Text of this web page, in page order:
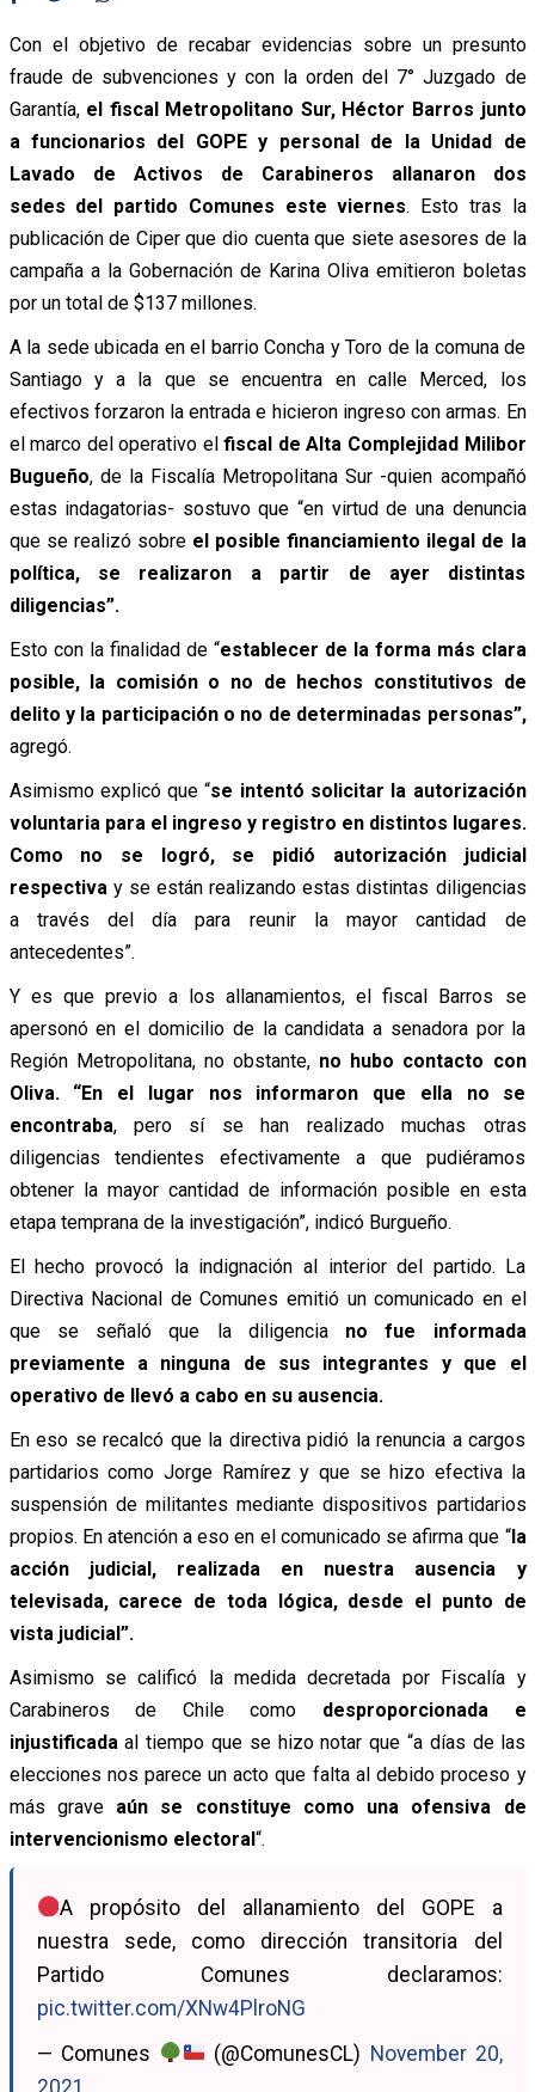
Con el objetivo de recabar evidencias sobre un presunto
fraude de subvenciones y con la orden del 7° Juzgado de
Garantía, el fiscal Metropolitano Sur, Héctor Barros junto
a funcionarios del GOPE y personal de la Unidad de
Lavado de Activos de Carabineros allanaron dos
sedes del partido Comunes este viernes. Esto tras la
publicación de Ciper que dio cuenta que siete asesores de la
campaña a la Gobernación de Karina Oliva emitieron boletas
por un total de $137 millones.
A la sede ubicada en el barrio Concha y Toro de la comuna de
Santiago y a la que se encuentra en calle Merced, los
efectivos forzaron la entrada e hicieron ingreso con armas. En
el marco del operativo elfiscal de Alta Complejidad Milibor
Bugueño, de la Fiscalía Metropolitana Sur -quien acompañó
estas indagatorias- sostuvo que “en virtud de una denuncia
que se realizó sobre el posible financiamiento ilegal de la
política, se realizaron a partir de ayer distintas
diligencias”.
Esto con la finalidad de “establecer de la forma más clara
posible, la comisión o no de hechos constitutivos de
delito y la participación o no de determinadas personas”,
agregó.
Asimismo explicó que “se intentó solicitar la autorización
voluntaria para el ingreso y registro en distintos lugares.
Como no se logró, se pidió autorización judicial
respectiva y se están realizando estas distintas diligencias
a través del día para reunir la mayor cantidad de
antecedentes”.
Y es que previo a los allanamientos, el fiscal Barros se
apersonó en el domicilio de la candidata a senadora por la
Región Metropolitana, no obstante, no hubo contacto con
Oliva. “En el lugar nos informaron que ella no se
encontraba, pero sí se han realizado muchas otras
diligencias tendientes efectivamente a que pudiéramos
obtener la mayor cantidad de información posible en esta
etapa temprana de la investigación”, indicó Burgueño.
El hecho provocó la indignación al interior del partido. La
Directiva Nacional de Comunes emitió un comunicado en el
que se señaló que la diligenciano fue informada
previamente a ninguna de sus integrantes y que el
operativo de llevó a cabo en su ausencia.
En eso se recalcó que la directiva pidió la renuncia a cargos
partidarios como Jorge Ramírez y que se hizo efectiva la
suspensión de militantes mediante dispositivos partidarios
propios. En atención a eso en el comunicado se afirma que “la
acción judicial, realizada en nuestra ausencia y
televisada, carece de toda lógica, desde el punto de
vista judicial”.
Asimismo se calificó la medida decretada por Fiscalía y
Carabineros de Chile como desproporcionada e
injustificada al tiempo que se hizo notar que “a días de las
elecciones nos parece un acto que falta al debido proceso y
más grave aún se constituye como una ofensiva de
intervencionismo electoral“.
A propósito del allanamiento del GOPE a
nuestra sede, como dirección transitoria del
Partido Comunes declaramos:
pic.twitter.com/XNw4PlroNG
— Comunes
(@ComunesCL) November 20,
2021